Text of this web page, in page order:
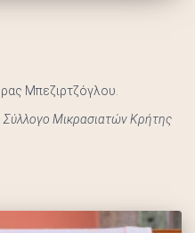
Μπεζιρτζόγλου.
Μικρασιατών Κρήτης